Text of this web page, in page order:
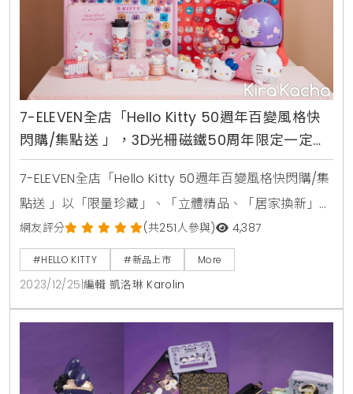
7-ELEVEN全店「Hello Kitty 50週年百變風格快
閃購/集點送 」，3D光柵磁鐵50周年限定一定要
收
7-ELEVEN全店「Hello Kitty 50週年百變風格快閃購/集
點送 」以「限量珍藏」、「立體精品、「居家換新」、
「外出旅遊」4大主題情境，開發逾20款全新全店集點
限量新品，「限量珍藏」系列以Hello Kitty 3D光柵磁鐵
最具話題，按年份共推出50款3D光柵磁鐵選擇，另外
還有50款字母數字表情組合系列，可拼出電話、英文
絕對要有! 同步推
網友評分 (共251人參與) 4,387
#HELLO KITTY #新品上市 More
2023/12/25 編輯 凱洛琳 Karolin